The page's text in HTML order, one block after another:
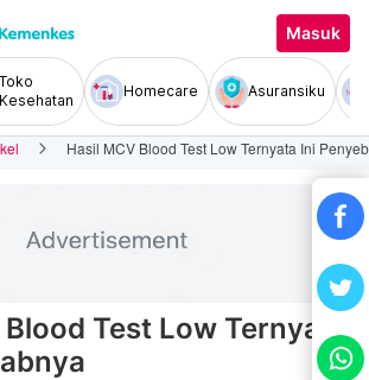
Masuk
Toko
Kesehatan
Homecare Asuransiku
Hasil MCV Blood Test Low Ternyata Ini
Blood Test Low Ternyata